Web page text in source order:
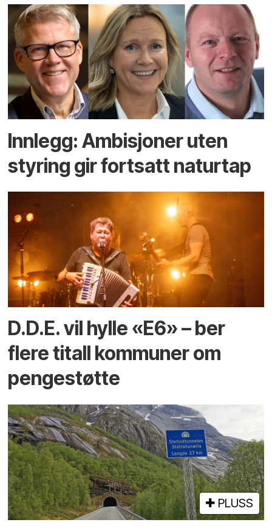
Innlegg: Ambisjoner uten
styring gir fortsatt naturtap
D.D.E. vil hylle «E6» – ber
flere titall kommuner om
pengestøtte
PLUSS